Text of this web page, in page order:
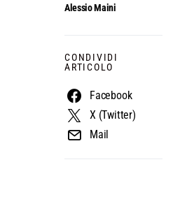
Alessio Maini
CONDIVIDI
ARTICOLO
Facebook
X (Twitter)
Mail